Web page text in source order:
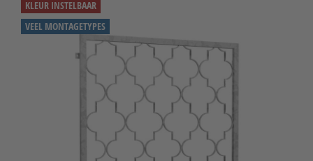
KLEUR INSTELBAAR
VEEL MONTAGETYPES